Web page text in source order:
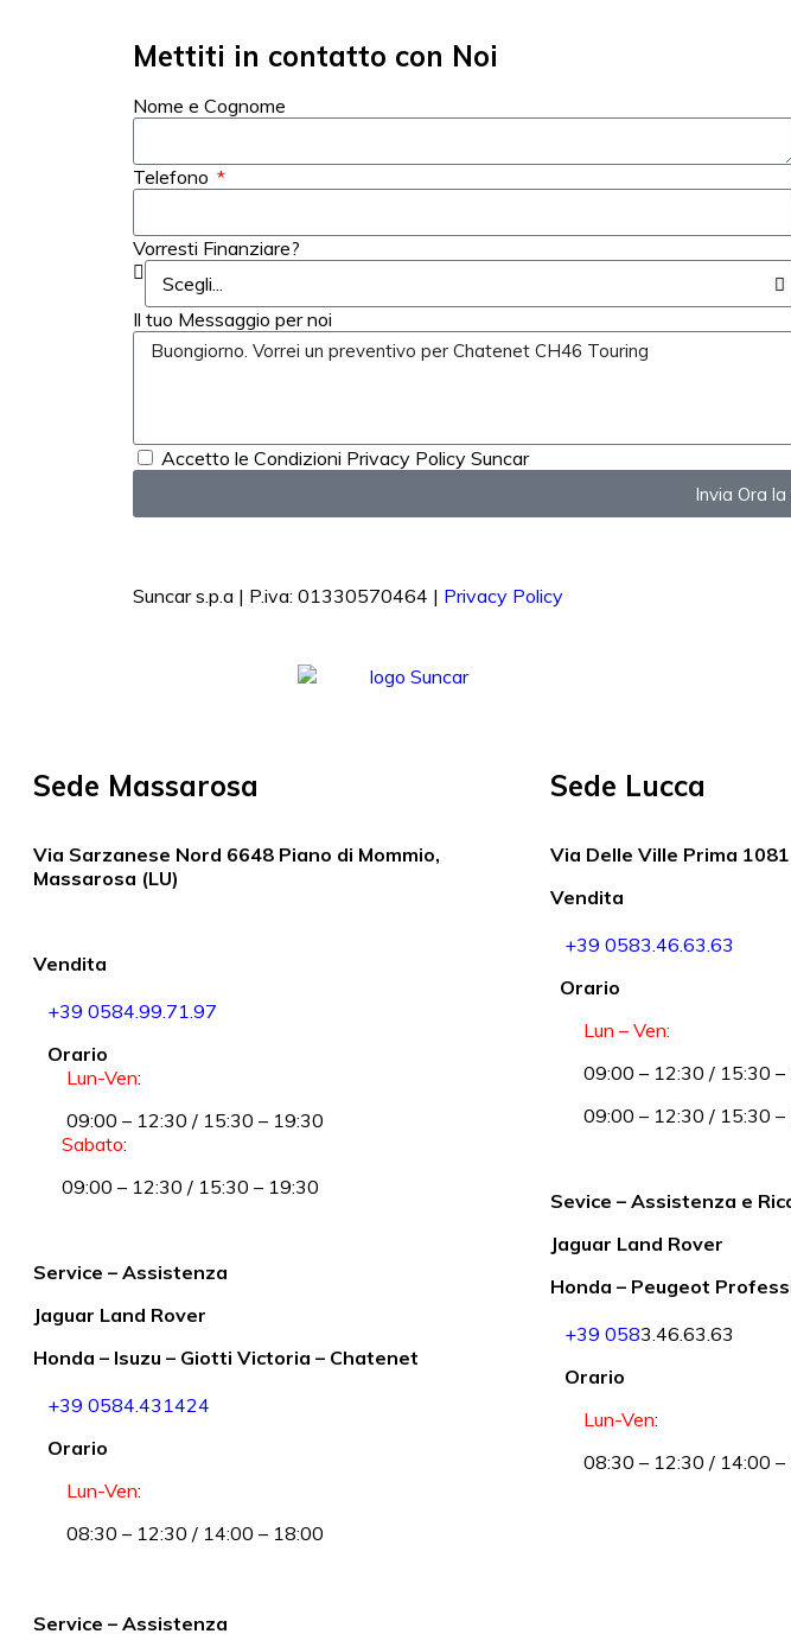
Mettiti in contatto con Noi
Nome e Cognome
Telefono
Vorresti Finanziare?
Il tuo Messaggio per noi
Accetto le Condizioni Privacy Policy Suncar
Invia Ora
Suncar s.p.a | P.iva: 01330570464 | Privacy Policy
Sede Massarosa
Via Sarzanese Nord 6648 Piano di Mommio,
Massarosa (LU)
Vendita
+39 0584.99.71.97
Orario
Lun-Ven:
09:00 – 12:30 / 15:30 – 19:30
Sabato:
09:00 – 12:30 / 15:30 – 19:30
Service – Assistenza
Jaguar Land Rover
Honda – Isuzu – Giotti Victoria – Chatenet
+39 0584.431424
Orario
Lun-Ven:
08:30 – 12:30 / 14:00 – 18:00
Service – Assistenza
Sede Lucca
Via Delle Ville Prima
Vendita
+39 0583.46.63.63
Orario
Lun – Ven:
09:00 – 12:30 / 15:30 –
09:00 – 12:30 / 15:30 –
Sevice – Assistenza e
Jaguar Land Rover
Honda – Peugeot
+39 0583.46.63.63
Orario
Lun-Ven:
08:30 – 12:30 / 14:00 –